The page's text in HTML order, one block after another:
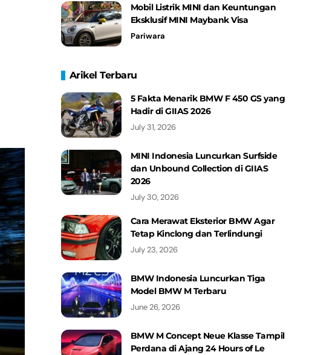
Mobil Listrik MINI dan Keuntungan
Eksklusif MINI Maybank Visa
Pariwara
Arikel Terbaru
5 Fakta Menarik BMW F 450 GS yang
Hadir di GIIAS 2026
July 31, 2026
MINI Indonesia Luncurkan Surfside
dan Unbound Collection di GIIAS
2026
July 30, 2026
Cara Merawat Eksterior BMW Agar
Tetap Kinclong dan Terlindungi
July 23, 2026
BMW Indonesia Luncurkan Tiga
Model BMW M Terbaru
June 26, 2026
BMW M Concept Neue Klasse Tampil
Perdana di Ajang 24 Hours of Le